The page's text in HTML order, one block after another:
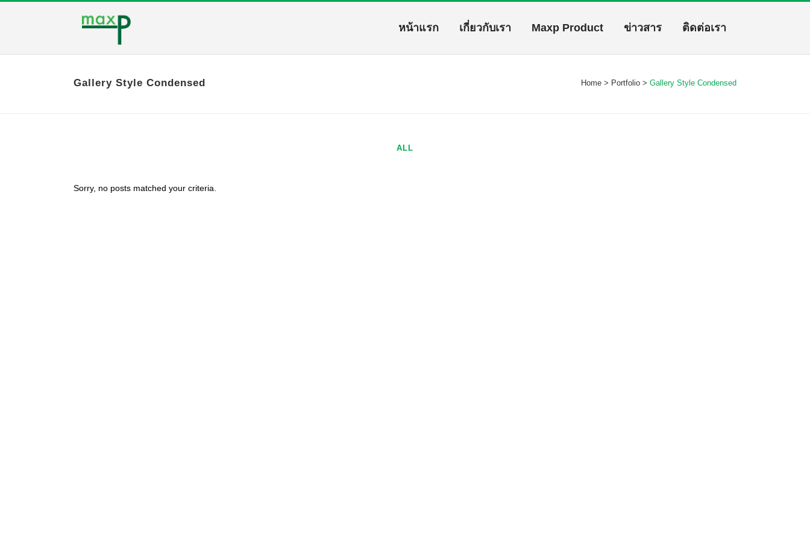
หน้าแรก เกี่ยวกับเรา Maxp Product ข่าวสาร ติดต่อเรา
Gallery Style Condensed Home > Portfolio > Gallery Style Condensed
ALL
Sorry, no posts matched your criteria.